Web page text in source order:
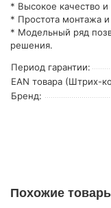
* Высокое качество
* Простота монтажа
* Модельный ряд
решения.
Период гарантии:
EAN товара (Штрих-
Бренд:
Похожие